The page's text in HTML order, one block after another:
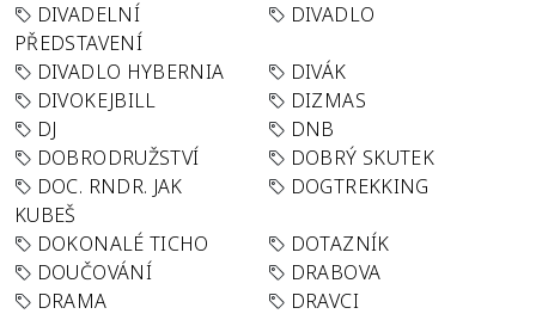
DIVADELNÍ
PŘEDSTAVENÍ
DIVADLO
DIVADLO HYBERNIA
DIVÁK
DIVOKEJBILL
DIZMAS
DJ
DNB
DOBRODRUŽSTVÍ
DOBRÝ SKUTEK
DOC. RNDR. JAK
KUBEŠ
DOGTREKKING
DOKONALÉ TICHO
DOTAZNÍK
DOUČOVÁNÍ
DRABOVA
DRAMA
DRAVCI